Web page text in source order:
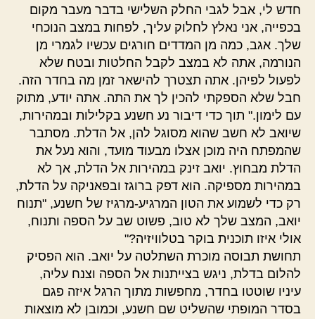
חדש לי, אבל לגבי החלק השלישי בדבר מעבר מקום
בכפייה, אני נאלץ לחלוק עליך, לפחות במצב הנוכחי
שלך. אגב, כמה מן המדדים חורגים עכשיו לגמרי מן
הנורמה, אתה לא במצב לקבל החלטות ובטח שלא
לפעול לפיהן. אתה תצטרך להישאר זמן מה בחדר הזה.
חבל שלא הספקתי להכין לך את התה. אתה יודע, מתוק
עם לימון." תוך כדי דיבור נע חשנע בקלילות ובמהירות,
שיואב לא חשב שהוא מסוגל להן, אל הדלת. מסתבר
שהמפתח היה מוכן אצלו מבעוד מועד, והוא נעל את
הדלת מבחוץ. יואב זינק במהירות אל הדלת, אך לא
במהירות מספיקה. הוא דפק ברוגז ובפאניקה על הדלת,
רק כדי לשמוע את הטון המרגיע-מרגיז של חשנע, "תנוח
יואב, המצב שלך לא טוב, פשוט שב על הספה ותנוח,
אולי איזו תוכנית בוקר בטלוויזיה?"
תחושת תבוסה מוכרת השתלטה על יואב. הוא הפסיק
להלום בדלת, ניגש בצייתנות אל הספה וצנח עליה,
עיניו שוטטו בחדר, מחפשות מתוך הרגל איזה פגם
בסדר המופתי שהשליט שם חשנע, וכמובן לא מוצאות